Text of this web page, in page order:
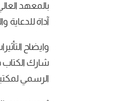
بالمعهد
آداة للدعاية
وايضاح
شارك الكتاب
الرسمي